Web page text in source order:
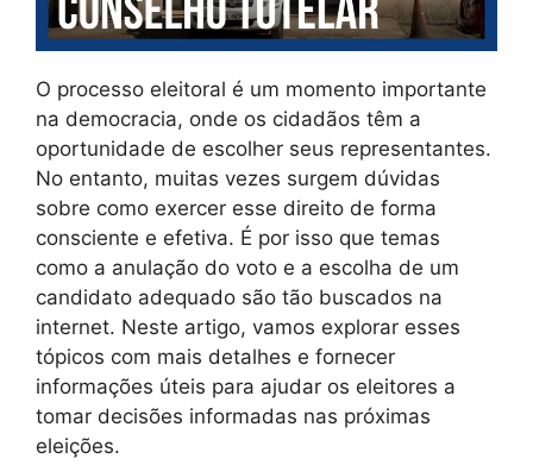
O processo eleitoral é um momento importante
na democracia, onde os cidadãos têm a
oportunidade de escolher seus representantes.
No entanto, muitas vezes surgem dúvidas
sobre como exercer esse direito de forma
consciente e efetiva. É por isso que temas
como a anulação do voto e a escolha de um
candidato adequado são tão buscados na
internet. Neste artigo, vamos explorar esses
tópicos com mais detalhes e fornecer
informações úteis para ajudar os eleitores a
tomar decisões informadas nas próximas
eleições.